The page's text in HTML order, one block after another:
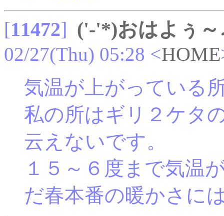
[11472] ('-'*)おはよぅ～
02/27(Thu) 05:28 <HOME
気温が上がっている
私の所はギリ２ケタ
云えないです。
１５～６度まで気温
だ春本番の暖かさに